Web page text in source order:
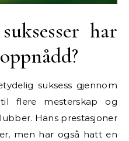
har
suksess gjennom
flere mesterskap og
Hans prestasjoner
men har også hatt en